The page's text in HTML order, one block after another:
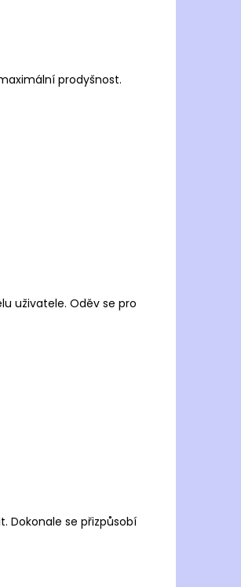
prodyšnost.
uživatele. Oděv se pro
Dokonale se přizpůsobí